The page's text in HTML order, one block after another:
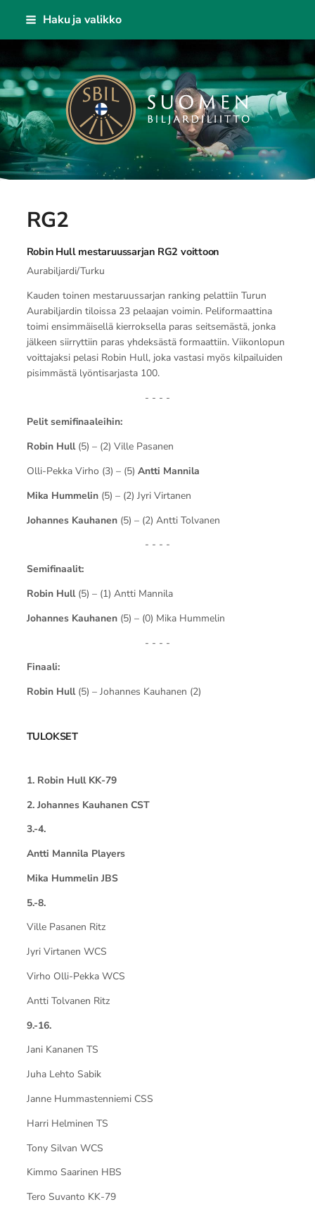
Siirry
sisältöön
Haku ja valikko
Suomen Biljardiliitto ry
RG2
Robin Hull mestaruussarjan RG2 voittoon
Aurabiljardi/Turku
Kauden toinen mestaruussarjan ranking pelattiin Turun
Aurabiljardin tiloissa 23 pelaajan voimin. Peliformaattina
toimi ensimmäisellä kierroksella paras seitsemästä, jonka
jälkeen siirryttiin paras yhdeksästä formaattiin. Viikonlopun
voittajaksi pelasi Robin Hull, joka vastasi myös kilpailuiden
pisimmästä lyöntisarjasta 100.
- - - -
Pelit semifinaaleihin:
Robin Hull(5) – (2) Ville Pasanen
Olli-Pekka Virho (3) – (5) Antti Mannila
Mika Hummelin (5) – (2) Jyri Virtanen
Johannes Kauhanen(5) – (2) Antti Tolvanen
- - - -
Semifinaalit:
Robin Hull(5) – (1) Antti Mannila
Johannes Kauhanen(5) – (0) Mika Hummelin
- - - -
Finaali:
Robin Hull(5) – Johannes Kauhanen (2)
TULOKSET
1. Robin Hull KK-79
2. Johannes Kauhanen CST
3.-4.
Antti Mannila Players
Mika Hummelin JBS
5.-8.
Ville Pasanen Ritz
Jyri Virtanen WCS
Virho Olli-Pekka WCS
Antti Tolvanen Ritz
9.-16.
Jani Kananen TS
Juha Lehto Sabik
Janne Hummastenniemi CSS
Harri Helminen TS
Tony Silvan WCS
Kimmo Saarinen HBS
Tero Suvanto KK-79